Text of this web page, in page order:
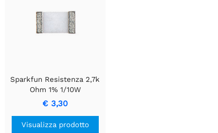
Sparkfun Resistenza 2,7k
Ohm 1% 1/10W
€ 3,30
Visualizza prodotto